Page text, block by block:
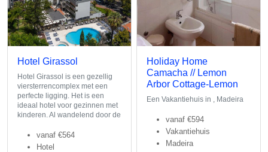
Hotel Girassol
Hotel Girassol is een gezellig
viersterrencomplex met een
perfecte ligging. Het is een
ideaal hotel voor gezinnen met
kinderen. Al wandelend door de
vanaf €564
Hotel
Holiday Home
Camacha // Lemon
Arbor Cottage-Lemon
Een Vakantiehuis in , Madeira
vanaf €594
Vakantiehuis
Madeira